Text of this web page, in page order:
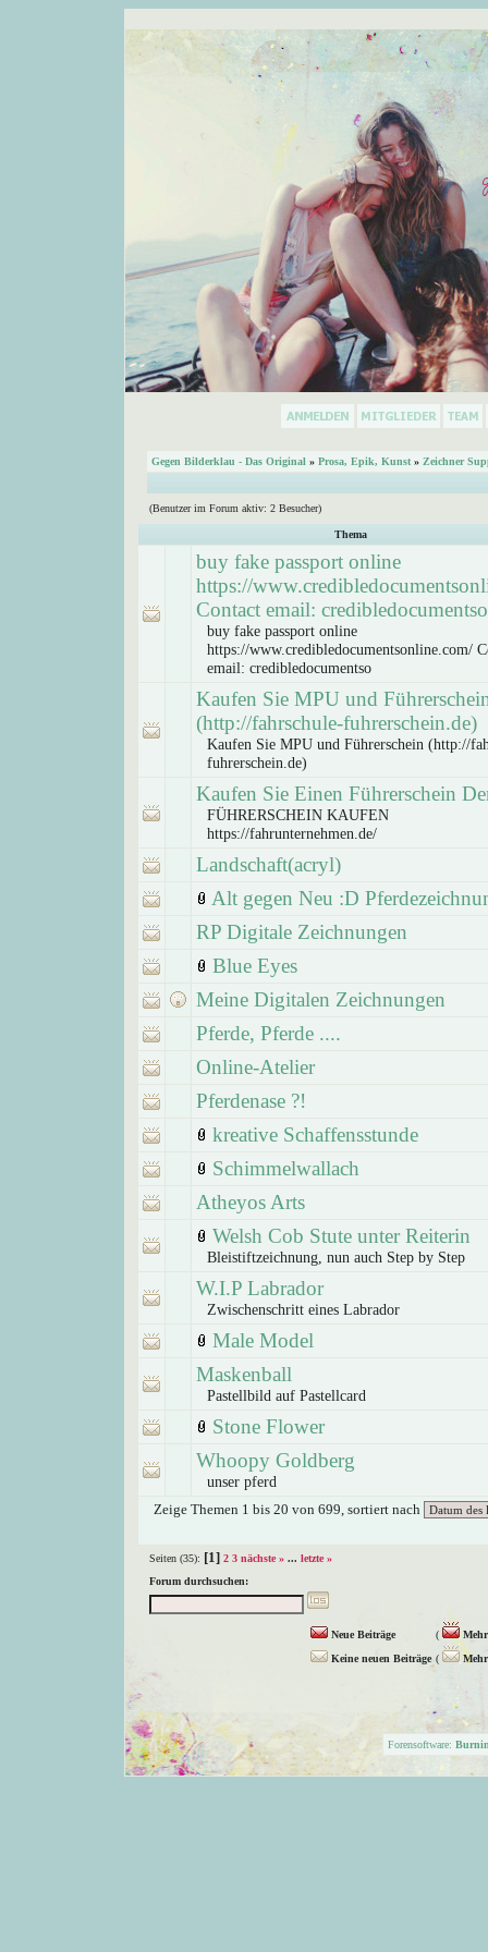
Gegen Bilderklau - Das Original » Prosa, Epik, Kunst » Zeichner
(Benutzer im Forum aktiv: 2 Besucher)
Thema
buy fake passport online
https://
Contact email: credibledocumentso
buy fake passport online
https://www.credibledocumentsonline.com/
email: credibledocumentso
Kaufen Sie MPU und
(http://fahrschule-fuhrerschein.de)
Kaufen Sie MPU und Führerschein (http://
fuhrerschein.de)
Kaufen Sie Einen Führerschein
FÜHRERSCHEIN KAUFEN
https://fahrunternehmen.de/
Landschaft(acryl)
Alt gegen Neu :D
RP Digitale Zeichnungen
Blue Eyes
Meine Digitalen Zeichnungen
Pferde, Pferde ....
Online-Atelier
Pferdenase ?!
kreative Schaffensstunde
Schimmelwallach
Atheyos Arts
Welsh Cob Stute unter Reiterin
Bleistiftzeichnung, nun auch Step by Step
W.I.P Labrador
Zwischenschritt eines Labrador
Male Model
Maskenball
Pastellbild auf Pastellcard
Stone Flower
Whoopy Goldberg
unser pferd
Zeige Themen 1 bis 20 von 699, sortiert nach
Seiten (35): [1] 2 3 nächste » ... letzte »
Forum durchsuchen:
Neue Beiträge (
Keine neuen Beiträge (
Forensoftware: